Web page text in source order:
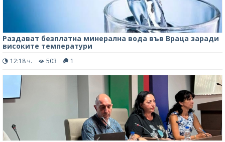
Раздават безплатна минерална вода във Враца заради
високите температури
12:18 ч. 503 1